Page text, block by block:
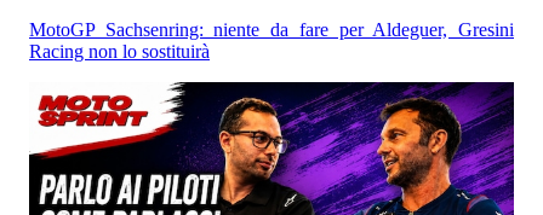
MotoGP Sachsenring: niente da fare per Aldeguer, Gresini
Racing non lo sostituirà